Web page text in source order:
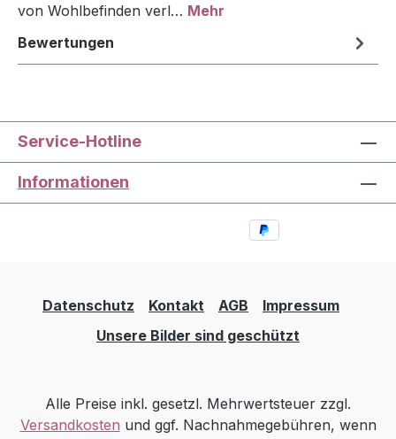
von Wohlbefinden verl… Mehr
Bewertungen
Service-Hotline
Informationen
Datenschutz Kontakt AGB
Impressum
Unsere Bilder sind geschützt
Alle Preise inkl. gesetzl. Mehrwertsteuer zzgl.
Versandkosten und ggf. Nachnahmegebühren, wenn